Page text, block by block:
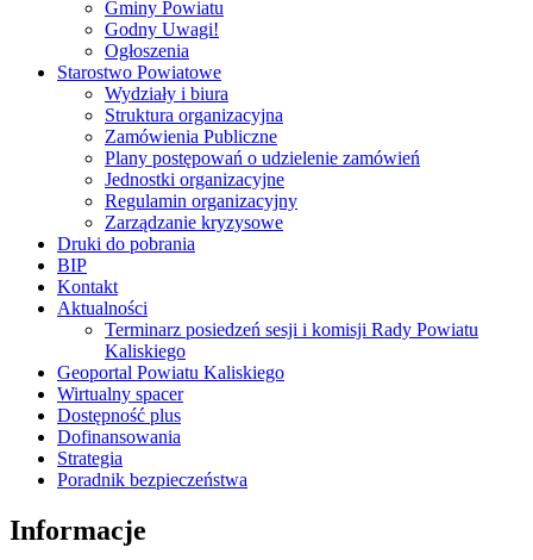
Gminy Powiatu
Godny Uwagi!
Ogłoszenia
Starostwo Powiatowe
Wydziały i biura
Struktura organizacyjna
Zamówienia Publiczne
Plany postępowań o udzielenie zamówień
Jednostki organizacyjne
Regulamin organizacyjny
Zarządzanie kryzysowe
Druki do pobrania
BIP
Kontakt
Aktualności
Terminarz posiedzeń sesji i komisji Rady Powiatu
Kaliskiego
Geoportal Powiatu Kaliskiego
Wirtualny spacer
Dostępność plus
Dofinansowania
Strategia
Poradnik bezpieczeństwa
Informacje